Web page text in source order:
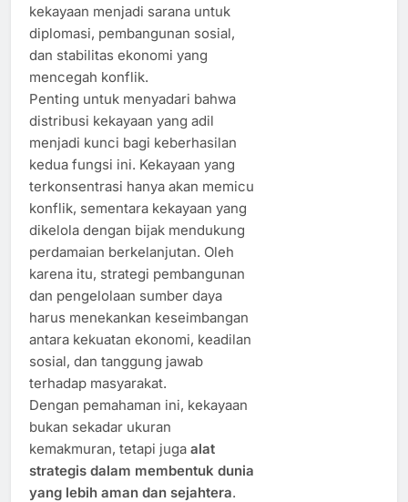
kekayaan menjadi sarana untuk
diplomasi, pembangunan sosial,
dan stabilitas ekonomi yang
mencegah konflik.
Penting untuk menyadari bahwa
distribusi kekayaan yang adil
menjadi kunci bagi keberhasilan
kedua fungsi ini. Kekayaan yang
terkonsentrasi hanya akan memicu
konflik, sementara kekayaan yang
dikelola dengan bijak mendukung
perdamaian berkelanjutan. Oleh
karena itu, strategi pembangunan
dan pengelolaan sumber daya
harus menekankan keseimbangan
antara kekuatan ekonomi, keadilan
sosial, dan tanggung jawab
terhadap masyarakat.
Dengan pemahaman ini, kekayaan
bukan sekadar ukuran
kemakmuran, tetapi juga alat
strategis dalam membentuk dunia
yang lebih aman dan sejahtera.